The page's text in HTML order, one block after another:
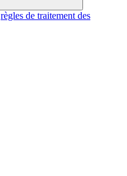
règles de traitement des